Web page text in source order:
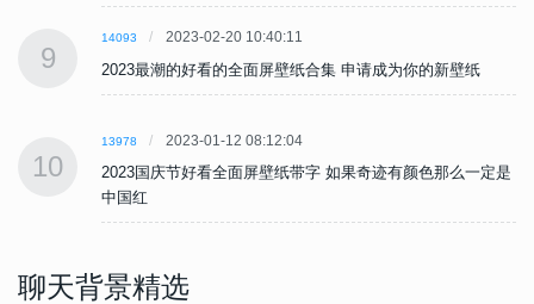
9
14093 2023-02-20 10:40:11
2023最潮的好看的全面屏壁纸合集 申请成为你的新壁纸
10
13978 2023-01-12 08:12:04
2023国庆节好看全面屏壁纸带字 如果奇迹有颜色那么一定是
中国红
聊天背景精选